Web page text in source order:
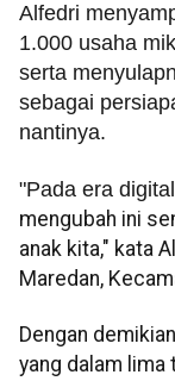
Alfedri
1.000 usaha
serta
sebagai
nantinya.
"Pada era
mengubah ini
anak kita," kata
Maredan,
Dengan
yang dalam lima